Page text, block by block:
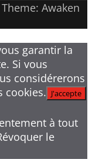
Theme: Awaken
garantir la
Si vous
considérerons
cookies. J'accepte
à tout
le